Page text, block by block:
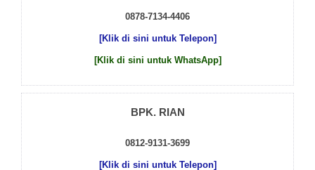
0878-7134-4406
[Klik di sini untuk Telepon]
[Klik di sini untuk WhatsApp]
BPK. RIAN
0812-9131-3699
[Klik di sini untuk Telepon]